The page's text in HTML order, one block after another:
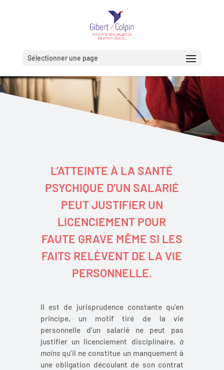
Sélectionner une page
L’ATTEINTE À LA SANTÉ
PSYCHIQUE D’UN SALARIÉ
PEUT JUSTIFIER UN
LICENCIEMENT POUR
FAUTE GRAVE MÊME SI LES
FAITS RELÈVENT DE LA VIE
PERSONNELLE.
Il est de jurisprudence constante qu’en
principe, un motif tiré de la vie
personnelle d’un salarié ne peut pas
justifier un licenciement disciplinaire, à
moinsqu’il ne constitue un manquement à
une obligation découlant de son contrat